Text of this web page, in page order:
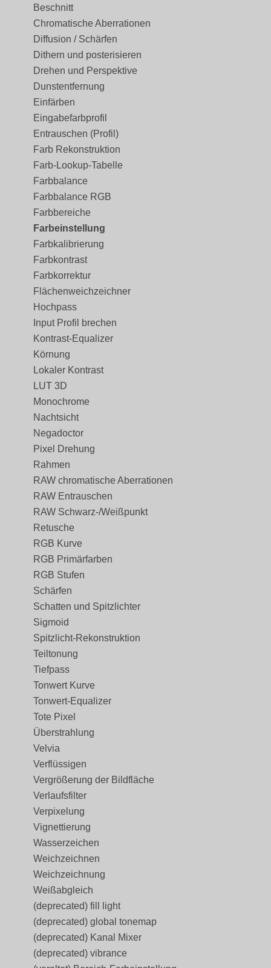
Beschnitt
Chromatische Aberrationen
Diffusion / Schärfen
Dithern und posterisieren
Drehen und Perspektive
Dunstentfernung
Einfärben
Eingabefarbprofil
Entrauschen (Profil)
Farb Rekonstruktion
Farb-Lookup-Tabelle
Farbbalance
Farbbalance RGB
Farbbereiche
Farbeinstellung
Farbkalibrierung
Farbkontrast
Farbkorrektur
Flächenweichzeichner
Hochpass
Input Profil brechen
Kontrast-Equalizer
Körnung
Lokaler Kontrast
LUT 3D
Monochrome
Nachtsicht
Negadoctor
Pixel Drehung
Rahmen
RAW chromatische Aberrationen
RAW Entrauschen
RAW Schwarz-/Weißpunkt
Retusche
RGB Kurve
RGB Primärfarben
RGB Stufen
Schärfen
Schatten und Spitzlichter
Sigmoid
Spitzlicht-Rekonstruktion
Teiltonung
Tiefpass
Tonwert Kurve
Tonwert-Equalizer
Tote Pixel
Überstrahlung
Velvia
Verflüssigen
Vergrößerung der Bildfläche
Verlaufsfilter
Verpixelung
Vignettierung
Wasserzeichen
Weichzeichnen
Weichzeichnung
Weißabgleich
(deprecated) fill light
(deprecated) global tonemap
(deprecated) Kanal Mixer
(deprecated) vibrance